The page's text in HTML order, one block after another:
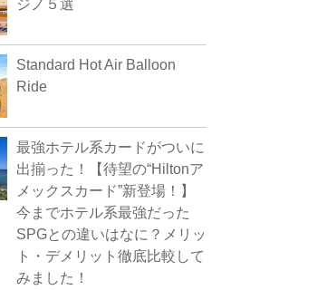
ジノ５選
Standard Hot Air Balloon
Ride
最強ホテル系カードがついに
出揃った！【待望の“Hiltonア
メックスカード”新登場！】
今までホテル系最強だった
SPGとの違いはなに？メリッ
ト・デメリット徹底比較して
みました！